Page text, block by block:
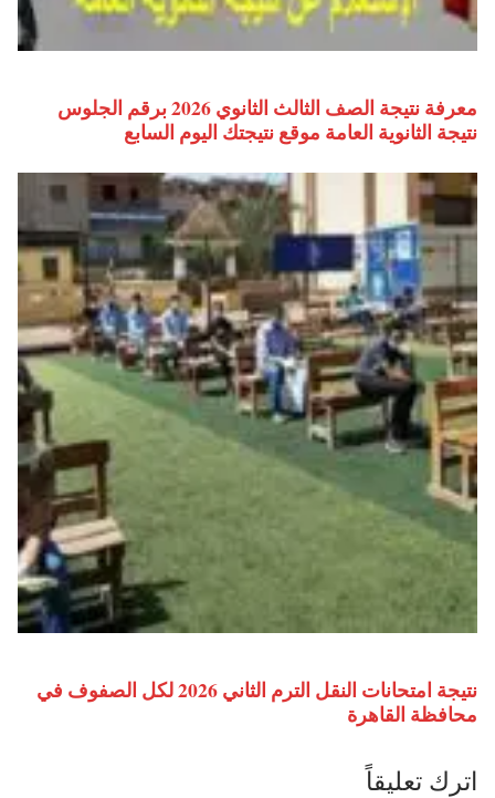
معرفة نتيجة الصف الثالث الثانوي 2026 برقم الجلوس
نتيجة الثانوية العامة موقع نتيجتك اليوم السابع
نتيجة امتحانات النقل الترم الثاني 2026 لكل الصفوف في
محافظة القاهرة
اترك تعليقاً